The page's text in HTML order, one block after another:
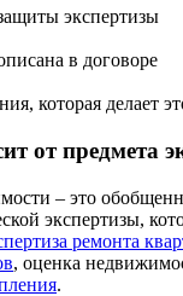
экспертизы
в договоре
которая делает
от предмета
– это
экспертизы,
ремонта
, оценка
.